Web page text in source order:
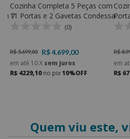
7
Cozinha Completa 5 Peças com
11 Portas e 2 Gavetas Condessa
100% MDF - Nesher
(0)
R$ 5.699,00
R$ 4.699,00
em até 10X sem juros
R$ 4229,10no pix10%OFF
R$
em
R$
Quem viu este,